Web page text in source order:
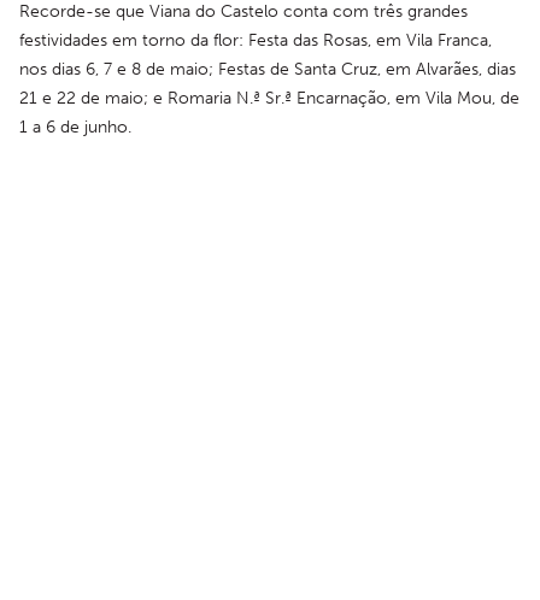
Recorde-se que Viana do Castelo conta com três grandes
festividades em torno da flor: Festa das Rosas, em Vila Franca,
nos dias 6, 7 e 8 de maio; Festas de Santa Cruz, em Alvarães, dias
21 e 22 de maio; e Romaria N.ª Sr.ª Encarnação, em Vila Mou, de
1 a 6 de junho.